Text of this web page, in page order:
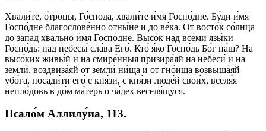
Хвали́те, о́троцы, Го́спода, хвали́те и́мя Госпо́дне. Бу́ди и́мя
Госпо́дне благослове́нно отны́не и до ве́ка. От восто́к со́лнца
до за́пад хва́льно и́мя Госпо́дне. Высо́к над все́ми язы́ки
Госпо́дь: над небесы́ сла́ва Его́. Кто́ я́ко Госпо́дь Бо́г на́ш? На
высо́ких живы́й и на смире́нныя призира́яй на небеси́ и на
земли́, воздвиза́яй от земли́ ни́ща и от гно́ища возвыша́яй
убо́га, посади́ти его́ с кня́зи, с кня́зи люде́й свои́х, вселя́я
непло́довь в до́м ма́терь о ча́дех веселя́щуся.
Псало́м Аллилу́иа, 113.